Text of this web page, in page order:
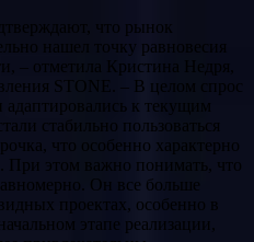
что рынок
нашел точку равновесия
– отметила Кристина Недря,
STONE. – В целом спрос
адаптировались к текущим
стабильно пользоваться
что особенно характерно
При этом важно понимать, что
Он все больше
проектах, особенно в
этапе реализации,